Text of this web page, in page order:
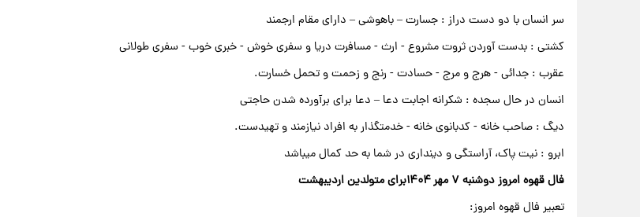
سر انسان با دو دست دراز : جسارت – باهوشی – دارای مقام ارجمند
کشتی : بدست آوردن ثروت مشروع - ارث - مسافرت دریا و سفری خوش - خبری خوب - سفری طولانی
عقرب : جدائی - هرج و مرج - حسادت - رنج و زحمت و تحمل خسارت.
انسان در حال سجده : شکرانه اجابت دعا – دعا برای برآورده شدن حاجتی
دیگ : صاحب خانه - کدبانوی خانه - خدمتگذار به افراد نیازمند و تهیدست.
ابرو : نیت پاک، آراستگی و دینداری در شما به حد کمال میباشد
فال قهوه امروز دوشنبه ۷ مهر ۱۴۰۴برای متولدین اردیبهشت
تعبیر فال قهوه امروز: